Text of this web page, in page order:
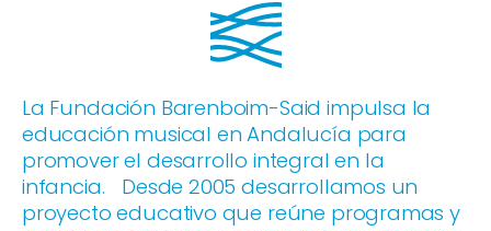
La Fundación Barenboim-Said impulsa la
educación musical en Andalucía para
promover el desarrollo integral en la
infancia. Desde 2005 desarrollamos un
proyecto educativo que reúne programas y